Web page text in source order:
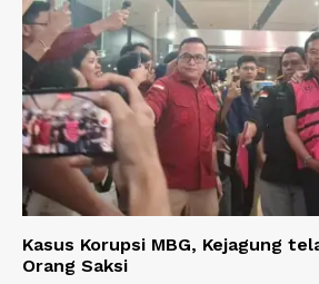
Kasus Korupsi MBG, Kejagung
Orang Saksi